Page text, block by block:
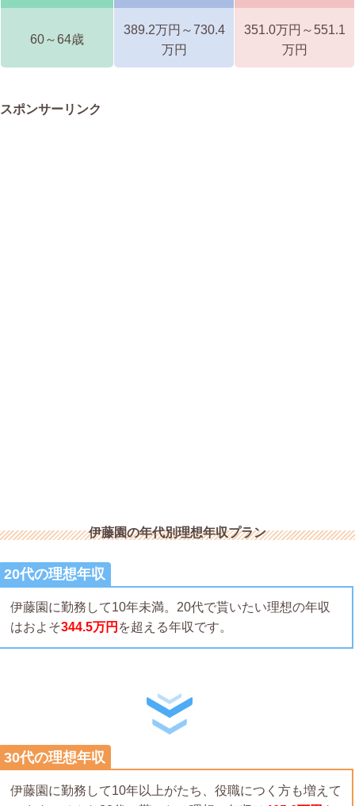
60～64歳
389.2万円～730.4
万円
351.0万円～551.1
万円
スポンサーリンク
伊藤園の年代別理想年収プラン
20代の理想年収
伊藤園に勤務して10年未満。20代で貰いたい理想の年収
はおよそ344.5万円 を超える年収です。
30代の理想年収
伊藤園に勤務して10年以上がたち、役職につく方も増えて